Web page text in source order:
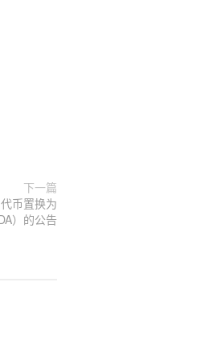
下一篇
币置换为
）的公告